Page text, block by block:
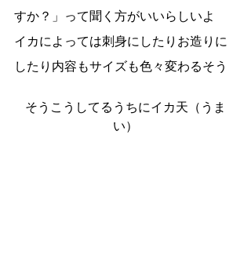
すか？」って聞く方がいいらしいよ
イカによっては刺身にしたりお造りに
したり内容もサイズも色々変わるそう
そうこうしてるうちにイカ天（うま
い）